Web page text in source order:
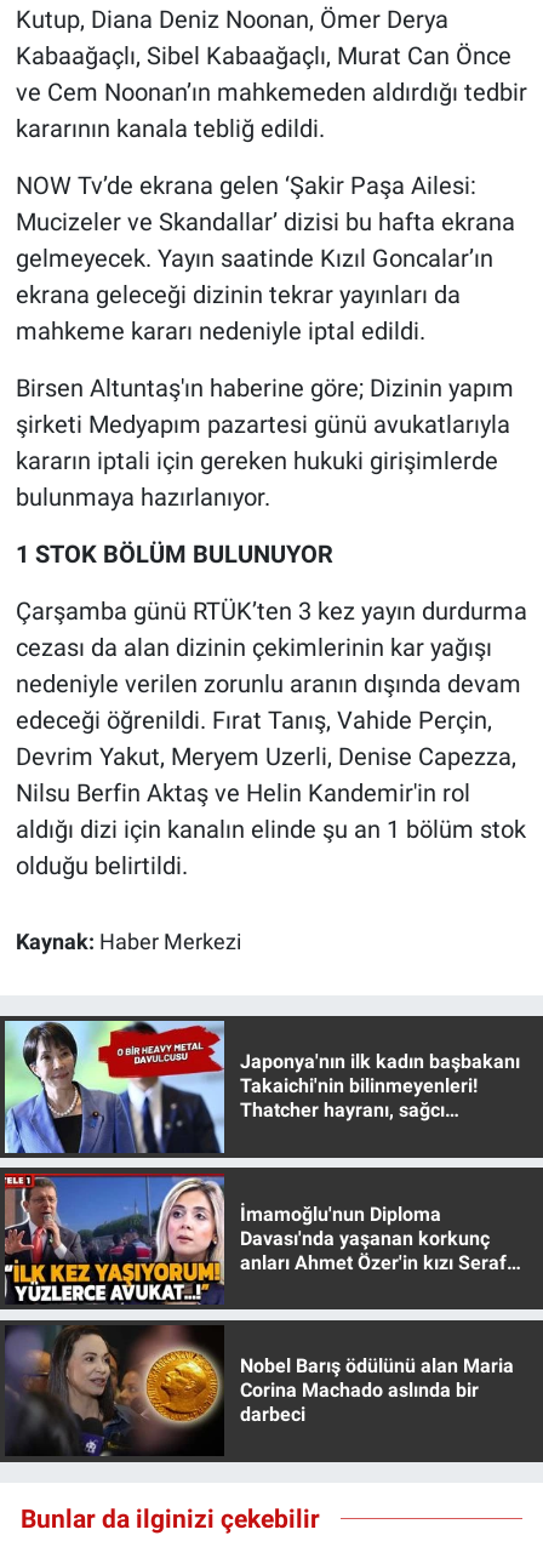
Kutup, Diana Deniz Noonan, Ömer Derya
Kabaağaçlı, Sibel Kabaağaçlı, Murat Can Önce
ve Cem Noonan’ın mahkemeden aldırdığı tedbir
kararının kanala tebliğ edildi.
NOW Tv’de ekrana gelen ‘Şakir Paşa Ailesi:
Mucizeler ve Skandallar’ dizisi bu hafta ekrana
gelmeyecek. Yayın saatinde Kızıl Goncalar’ın
ekrana geleceği dizinin tekrar yayınları da
mahkeme kararı nedeniyle iptal edildi.
Birsen Altuntaş'ın haberine göre; Dizinin yapım
şirketi Medyapım pazartesi günü avukatlarıyla
kararın iptali için gereken hukuki girişimlerde
bulunmaya hazırlanıyor.
1 STOK BÖLÜM BULUNUYOR
Çarşamba günü RTÜK’ten 3 kez yayın durdurma
cezası da alan dizinin çekimlerinin kar yağışı
nedeniyle verilen zorunlu aranın dışında devam
edeceği öğrenildi. Fırat Tanış, Vahide Perçin,
Devrim Yakut, Meryem Uzerli, Denise Capezza,
Nilsu Berfin Aktaş ve Helin Kandemir'in rol
aldığı dizi için kanalın elinde şu an 1 bölüm stok
olduğu belirtildi.
Kaynak: Haber Merkezi
Japonya'nın ilk kadın başbakanı
Takaichi'nin bilinmeyenleri!
Thatcher hayranı, sağcı
İmamoğlu'nun Diploma
Davası'nda yaşanan korkunç
anları Ahmet Özer'in kızı Seraf
Nobel Barış ödülünü alan Maria
Corina Machado aslında bir
darbeci
Bunlar da ilginizi çekebilir
Günün görüntüsü
Haber
Kimdir
Koronavirüs
Kültür Sanat
Ne demişti
Nedir
Sağlık
Spor
Teknoloji
Türkiye'nin Geleceği
Yerel Gündem
Yerel Yaşam
Canlı Yayın